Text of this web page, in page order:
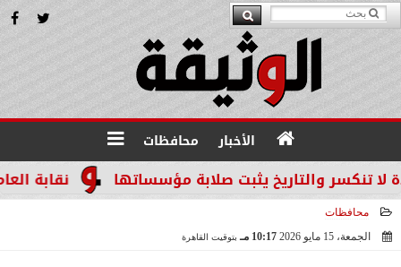
الأخبار محافظات
نقابة العاملين والتاريخ يثبت صلابة مؤسساتها
محافظات
الجمعة، 15 مايو 2026
10:17 مـ بتوقيت القاهرة